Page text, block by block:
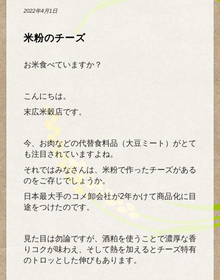
2022年4月1日
米粉のチーズ
お米食べていますか？
こんにちは。
末広米穀店です。
今、お肉などの代替食料品（大豆ミート）がとて
も注目されていますよね。
それではみなさんは、米粉で作ったチーズがある
のをご存じでしょうか。
日本最大手のコメ卸会社が2年かけて商品化に目
途をつけたのです。
見た目は勿論ですが、酒粕を使うことで濃厚な香
りコクが味わえ、そして熱を加えるとチーズ特有
のトロッとした伸びもあります。